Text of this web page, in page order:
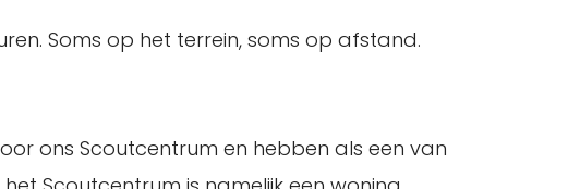
Soms op het terrein, soms op afstand.
ons Scoutcentrum en hebben als een van